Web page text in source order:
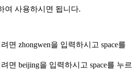
여 사용하시면 됩니다.
면 zhongwen을 입력하시고 space를
면 beijing을 입력하시고 space를 누르